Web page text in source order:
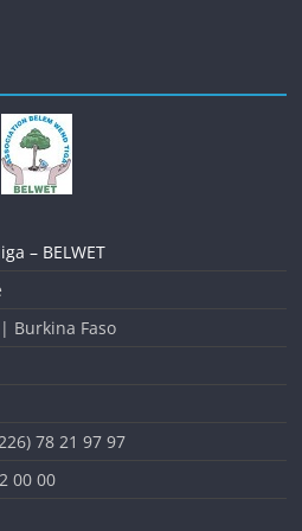
la malnutrition au Burkina Faso
montre que la situation
dernières années. Pour évaluer
afin d’y apporter des réponses
– BELWET
Burkina Faso
78 21 97 97
00 00